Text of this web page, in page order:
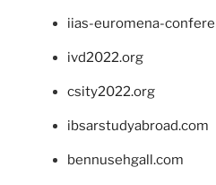
iias-euromena-
ivd2022.org
csity2022.org
ibsarstudyabroad.com
bennusehgall.com